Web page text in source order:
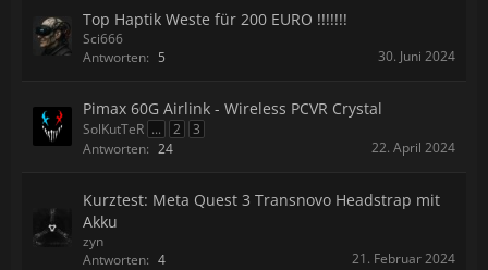
Top Haptik Weste für 200 EURO !!!!!!!
Sci666
Antworten: 5 30. Juni 2024
Pimax 60G Airlink - Wireless PCVR Crystal
SolKutTeR ... 2
3
Antworten: 24 22. April 2024
Kurztest: Meta Quest 3 Transnovo Headstrap mit
Akku
zyn
Antworten: 4 21. Februar 2024